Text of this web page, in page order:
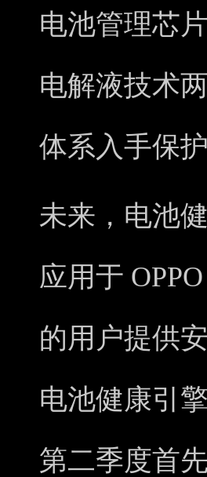
电池管理芯
电解液技术
体系入手保
未来，电池
应用于
的用户提供
电池健康引
第二季度首